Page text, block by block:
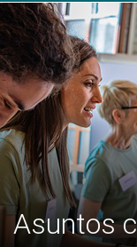
Asuntos